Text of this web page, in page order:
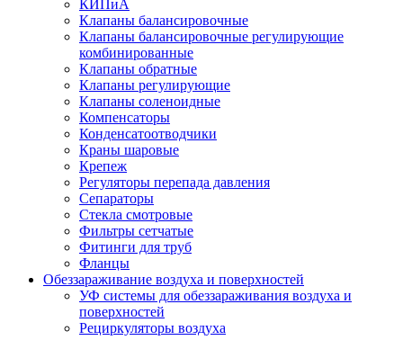
КИПиА
Клапаны балансировочные
Клапаны балансировочные регулирующие
комбинированные
Клапаны обратные
Клапаны регулирующие
Клапаны соленоидные
Компенсаторы
Конденсатоотводчики
Краны шаровые
Крепеж
Регуляторы перепада давления
Сепараторы
Стекла смотровые
Фильтры сетчатые
Фитинги для труб
Фланцы
Обеззараживание воздуха и поверхностей
УФ системы для обеззараживания воздуха и
поверхностей
Рециркуляторы воздуха